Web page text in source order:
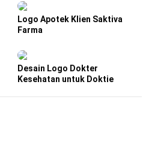
Logo Apotek Klien Saktiva
Farma
Desain Logo Dokter
Kesehatan untuk Doktie